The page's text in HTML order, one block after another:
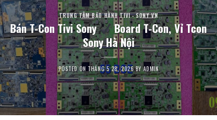
TRUNG TÂM BẢO HÀNH TIVI - SONY VN
Bán T-Con Tivi Sony
Board T-Con, Vỉ Tcon
Sony Hà Nội
POSTED ON THÁNG 5 28, 2026BYADMIN